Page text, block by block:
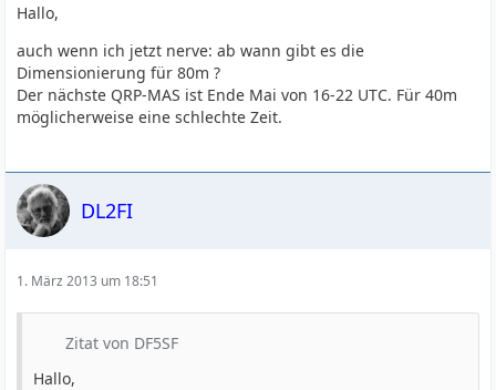
Hallo,
auch wenn ich jetzt nerve: ab wann gibt es die
Dimensionierung für 80m ?
Der nächste QRP-MAS ist Ende Mai von 16-22 UTC. Für 40m
möglicherweise eine schlechte Zeit.
DL2FI
1. März 2013 um 18:51
Zitat von DF5SF
Hallo,